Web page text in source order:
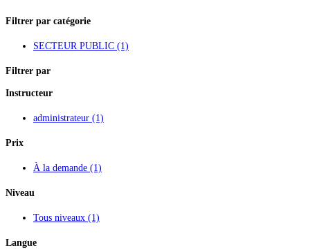
Filtrer par catégorie
SECTEUR PUBLIC (1)
Filtrer par
Instructeur
administrateur (1)
Prix
À la demande (1)
Niveau
Tous niveaux (1)
Langue